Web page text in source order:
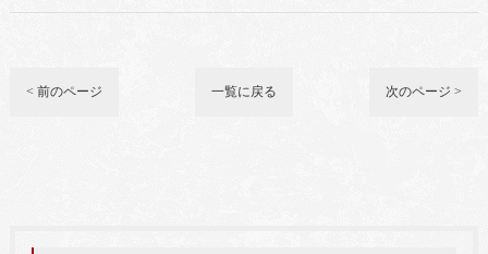
< 前のページ 一覧に戻る 次のページ >